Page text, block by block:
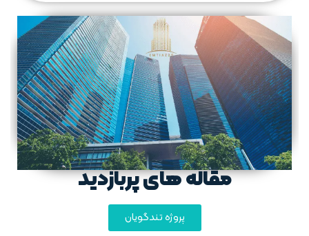
مقاله های پربازدید
پروژه تندگویان